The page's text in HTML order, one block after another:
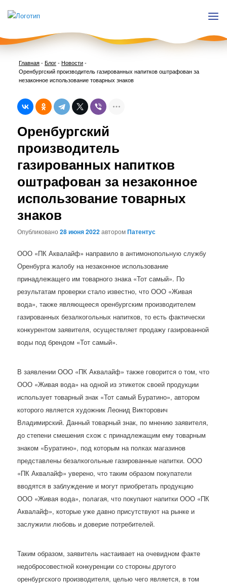
Главная-Блог- Новости-
Оренбургский производитель газированных напитков оштрафован за
незаконное использование товарных знаков
Оренбургский
производитель
газированных напитков
оштрафован за незаконное
использование товарных
знаков
Опубликовано28 июня 2022авторомПатентус
ООО «ПК Аквалайф» направило в антимонопольную службу
Оренбурга жалобу на незаконное использование
принадлежащего им товарного знака «Тот самый». По
результатам проверки стало известно, что ООО «Живая
вода», также являющееся оренбургским производителем
газированных безалкогольных напитков, то есть фактически
конкурентом заявителя, осуществляет продажу газированной
воды под брендом «Тот самый».
В заявлении ООО «ПК Аквалайф» также говорится о том, что
ООО «Живая вода» на одной из этикеток своей продукции
использует товарный знак «Тот самый Буратино», автором
которого является художник Леонид Викторович
Владимирский. Данный товарный знак, по мнению заявителя,
до степени смешения схож с принадлежащим ему товарным
знаком «Буратино», под которым на полках магазинов
представлены безалкогольные газированные напитки. ООО
«ПК Аквалайф» уверено, что таким образом покупатели
вводятся в заблуждение и могут приобретать продукцию
ООО «Живая вода», полагая, что покупают напитки ООО «ПК
Аквалайф», которые уже давно присутствуют на рынке и
заслужили любовь и доверие потребителей.
Таким образом, заявитель настаивает на очевидном факте
недобросовестной конкуренции со стороны другого
оренбургского производителя, целью чего является, в том